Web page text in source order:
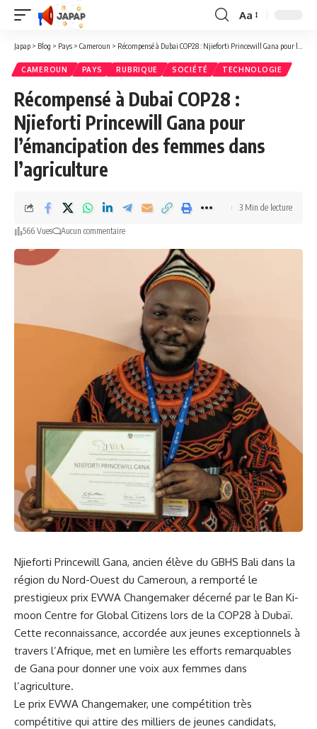
Redimensionner
la
Aa
Japap > Blog > Pays > Cameroun > Récompensé à Dubai COP28 : Njieforti Princewill Gana pour l’émancipation des femmes dans l’agriculture
CAMEROUN PAYS RUBRIQUE SOCIÉTÉ TECHNOLOGIE
Récompensé à Dubai COP28 :
Njieforti Princewill Gana pour
l’émancipation des femmes dans
l’agriculture
566 Vues Aucun commentaire
3 Min de lecture
Njieforti Princewill Gana, ancien​ élève du GBHS⁣ Bali dans la
région du Nord-Ouest du⁣ Cameroun, a remporté le
prestigieux ⁤prix EVWA Changemaker décerné par le Ban Ki-
moon Centre for Global ​Citizens lors‍ de ⁤la COP28 à Dubaï.
Cette reconnaissance, accordée‌ aux jeunes exceptionnels à
travers l’Afrique, met en lumière les efforts remarquables
de Gana pour ​donner une voix aux ‍femmes dans
l’agriculture.
Le prix EVWA Changemaker, une compétition‍ très
compétitive qui attire ⁣des milliers ​de jeunes candidats,